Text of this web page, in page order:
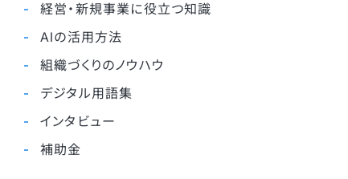
経営・新規事業に役立つ知識
AIの活用方法
組織づくりのノウハウ
デジタル用語集
インタビュー
補助金